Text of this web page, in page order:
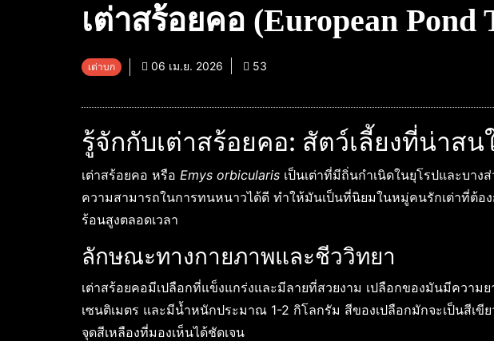
เต่าสร้อยคอ (European
เต่าบก 06 เม.ย. 2026 53
รู้จักกับเต่าสร้อยคอ: สัตว์เลี้ยงที่น่าสน
เต่าสร้อยคอ หรือ Emys orbicularis เป็นเต่าที่มีถิ่นกำเนิดในยุโรปและบาง
ความสามารถในการทนหนาวได้ดี ทำให้มันเป็นที่นิยมในหมู่คนรักเต่าที่ต้อง
ร้อนสูงตลอดเวลา
ลักษณะทางกายภาพและชีววิทยา
เต่าสร้อยคอมีเปลือกที่แข็งแกร่งและมีลายที่สวยงาม เปลือกของมันมีความ
เซนติเมตร และมีน้ำหนักประมาณ 1-2 กิโลกรัม สีของเปลือกมักจะเป็นสีเขี
จุดสีเหลืองที่มองเห็นได้ชัดเจน